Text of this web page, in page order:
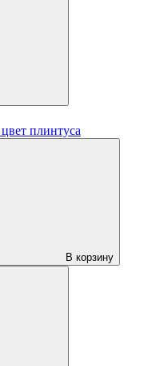
плинтуса
В корзину